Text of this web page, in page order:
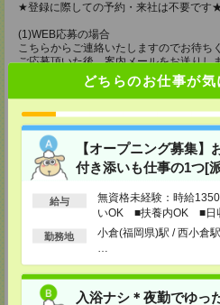
どちらのお仕事が気
【オープニング募集
付き添いも仕事の1つ[
給与
無資格未経験：時給
いOK ■扶養内OK ■日
以上
勤務地
小倉(福岡県)駅 / 西小倉
入浴ナシ＊夜勤でゆっ
★登録に際しての予約・来社は不要です
(1)WEB応募の場合
こちらからご連絡いたしますのでお待ち
ご応募頂いた後、案内メールをお送りし
内容をご確認ください。
(2)電話応募の場合
お時間のあるときにお電話にてご応募い
その場で登録も可能です。
持ち物
【電話登録】
弊社HPよりマイページ作成をお願いしま
電話での登録の際に、マイページ作成を
所要時間
【電話登録】30分程度
・経験やご希望などをインタビュー
・お仕事のご紹介など